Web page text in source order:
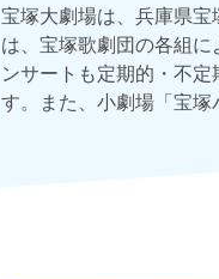
宝塚大劇場は、兵庫県
は、宝塚歌劇団の各組
ンサートも定期的・不
す。また、小劇場「宝塚